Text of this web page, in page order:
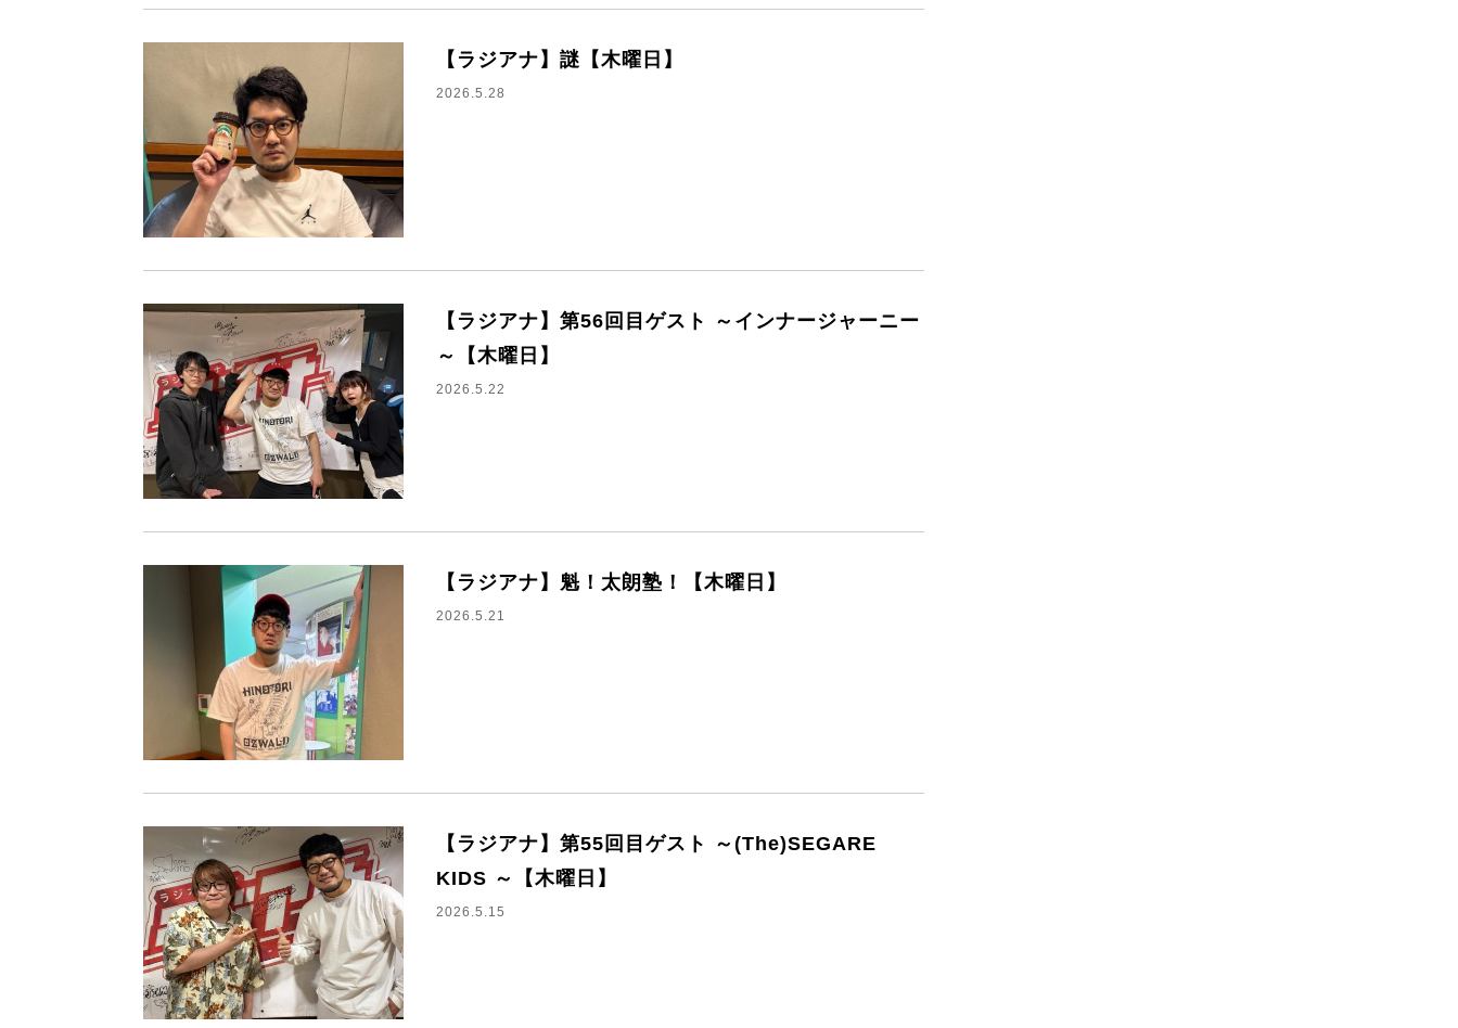
【ラジアナ】謎【木曜日】
2026.5.28
【ラジアナ】第56回目ゲスト ～インナージャーニー
～【木曜日】
2026.5.22
【ラジアナ】魁！太朗塾！【木曜日】
2026.5.21
【ラジアナ】第55回目ゲスト ～(The)SEGARE
KIDS ～【木曜日】
2026.5.15